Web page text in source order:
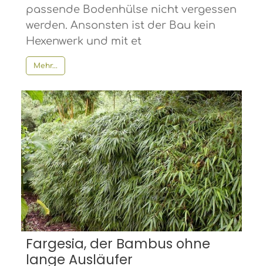
passende Bodenhülse nicht vergessen
werden. Ansonsten ist der Bau kein
Hexenwerk und mit et
Mehr...
Fargesia, der Bambus ohne
lange Ausläufer